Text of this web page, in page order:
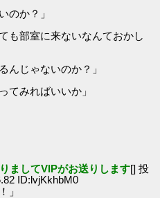
のか？」
も部室に来ないなんておかし
んじゃないのか？」
みればいいか」
ましてVIPがお送りします[] 投
ID:lvjKkhbM0
」